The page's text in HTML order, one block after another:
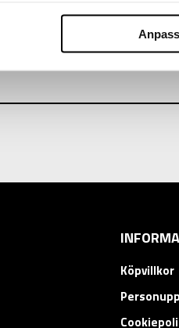
Köpvillkor